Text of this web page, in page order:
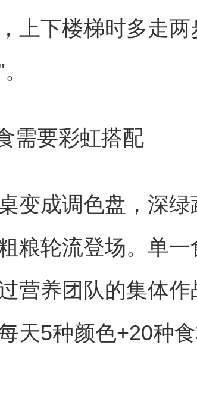
上下楼梯时多走
需要彩虹搭配
变成调色盘，深绿
粮轮流登场。单
营养团队的集体
天5种颜色+20种